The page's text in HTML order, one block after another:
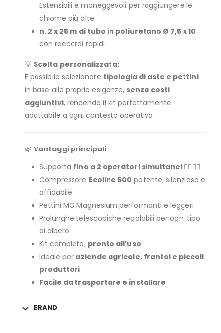
Estensibili e maneggevoli per raggiungere le
chiome più alte
n. 2 x 25 m di tubo in poliuretano Ø 7,5 x 10
con raccordi rapidi
💡 Scelta personalizzata:
È possibile selezionare tipologia di aste e pettini
in base alle proprie esigenze, senza costi
aggiuntivi, rendendo il kit perfettamente
adattabile a ogni contesto operativo.
🌿Vantaggi principali
Supporta fino a 2 operatori simultanei 👷‍♂️👷‍♀️
Compressore Ecoline 600 potente, silenzioso e
affidabile
Pettini MG Magnesium performanti e leggeri
Prolunghe telescopiche regolabili per ogni tipo
di albero
Kit completo, pronto all’uso
Ideale per aziende agricole, frantoi e piccoli
produttori
Facile da trasportare e installare
BRAND